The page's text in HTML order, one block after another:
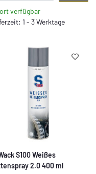
verfügbar
1 - 3 Werktage
S100 Weißes
2.0 400 ml